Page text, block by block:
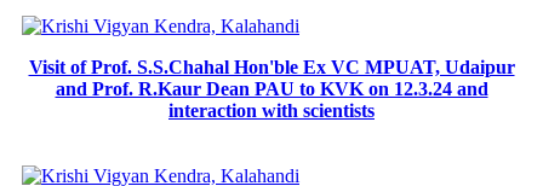
Visit of Prof. S.S.Chahal Hon'ble Ex VC MPUAT, Udaipur
and Prof. R.Kaur Dean PAU to KVK on 12.3.24 and
interaction with scientists